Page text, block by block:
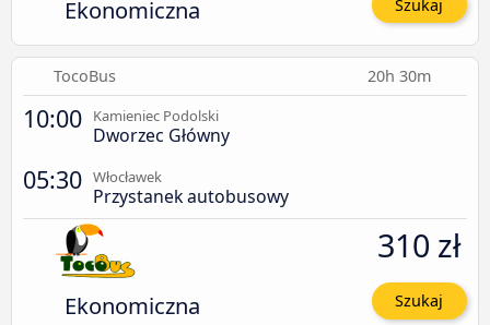
Ekonomiczna Szukaj
TocoBus 20h 30m
10:00 Kamieniec Podolski
Dworzec Główny
05:30 Włocławek
Przystanek autobusowy
Ekonomiczna
310 zł
Szukaj